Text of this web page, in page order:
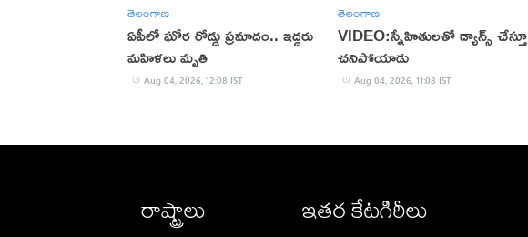
తెలంగాణ
ఏపీలో ఘోర రోడ్డు ప్రమాదం.. ఇద్దరు
మహిళలు మృతి
Aug 04, 2026, 12:08 IST
తెలంగాణ
VIDEO:స్నేహితులతో డ్యాన్స్ చేస్తూ
చనిపోయాడు
Aug 04, 2026, 11:08 IST
రాష్ట్రాలు ఇతర కేటగిరీలు